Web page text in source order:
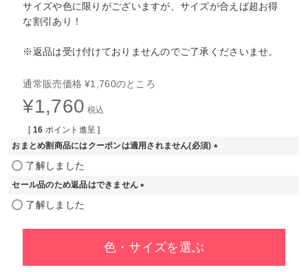
サイズや色に限りがございますが、サイズが合えば超お得
な割引あり！
※返品は受け付けておりませんのでご了承くださいませ。
通常販売価格 ¥1,760のところ
¥1,760 税込
[ 16 ポイント進呈 ]
おまとめ割商品にはクーポンは適用されません(必須)
了解しました
セール品のため返品はできません
須
了解しました
色・サイズを選ぶ